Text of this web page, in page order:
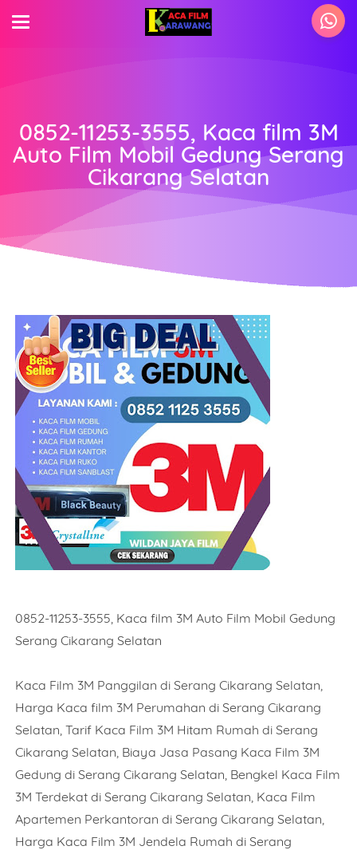
0852-11253-3555, Kaca film 3M
Auto Film Mobil Gedung Serang
Cikarang Selatan
0852-11253-3555, Kaca film 3M Auto Film Mobil Gedung
Serang Cikarang Selatan
Kaca Film 3M Panggilan di Serang Cikarang Selatan,
Harga Kaca film 3M Perumahan di Serang Cikarang
Selatan, Tarif Kaca Film 3M Hitam Rumah di Serang
Cikarang Selatan, Biaya Jasa Pasang Kaca Film 3M
Gedung di Serang Cikarang Selatan, Bengkel Kaca Film
3M Terdekat di Serang Cikarang Selatan, Kaca Film
Apartemen Perkantoran di Serang Cikarang Selatan,
Harga Kaca Film 3M Jendela Rumah di Serang